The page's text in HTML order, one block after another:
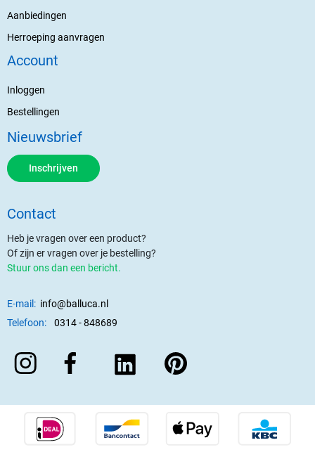
Aanbiedingen
Herroeping aanvragen
Account
Inloggen
Bestellingen
Nieuwsbrief
Inschrijven
Contact
Heb je vragen over een product?
Of zijn er vragen over je bestelling?
Stuur ons dan een bericht.
E-mail: info@balluca.nl
Telefoon:
0314 - 848689